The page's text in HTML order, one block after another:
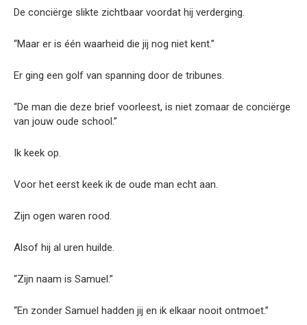
De conciërge slikte zichtbaar voordat hij verderging.
“Maar er is één waarheid die jij nog niet kent.”
Er ging een golf van spanning door de tribunes.
“De man die deze brief voorleest, is niet zomaar de conciërge
van jouw oude school.”
Ik keek op.
Voor het eerst keek ik de oude man echt aan.
Zijn ogen waren rood.
Alsof hij al uren huilde.
“Zijn naam is Samuel.”
“En zonder Samuel hadden jij en ik elkaar nooit ontmoet.”